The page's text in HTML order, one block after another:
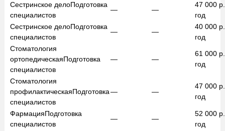
Сестринское делоПодготовка
специалистов
— —
47 000
год
Сестринское делоПодготовка
специалистов
— —
40 000
год
Стоматология
ортопедическаяПодготовка
специалистов
— —
61 000
год
Стоматология
профилактическаяПодготовка
специалистов
— —
47 000
год
ФармацияПодготовка
специалистов
— —
52 000
год